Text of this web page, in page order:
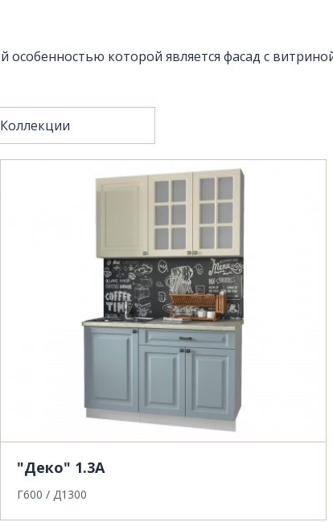
которой является фасад с
Коллекции
"Деко" 1.3А
Г600 / Д1300